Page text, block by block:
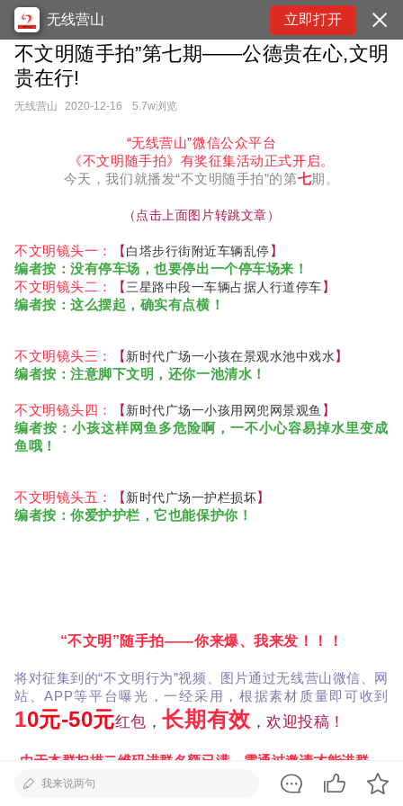
无线营山 立即打开
不文明随手拍”第七期——公德贵在心,文明
贵在行!
无线营山 2020-12-16 5.7w浏览
“无线营山”微信公众平台
《不文明随手拍》有奖征集活动正式开启。
今天，我们就播发“不文明随手拍”的第七期。
（ 点击上面图片转跳文章）
不文明镜头一： 【 白塔步行街附近车辆乱停 】
编者按：没有停车场，也要停出一个停车场来！
不文明镜头二： 【三星路中段一车辆占据人行道停车 】
编者按：这么摆起，确实有点横！
不文明镜头三： 【 新时代广场一小孩在景观水池中戏水】
编者按：注意脚下文明，还你一池清水！
不文明镜头四： 【 新时代广场一小孩用网兜网景观鱼 】
编者按：小孩这样网鱼多危险啊，一不小心容易掉水里变成
鱼哦！
不文明镜头五： 【 新时代广场一护栏损坏】
编者按：你爱护护栏，它也能保护你！
“不文明”随手拍——你来爆、我来发！！！
将对征集到的“不文明行为”视频、图片通过无线营山微信、网
站、APP等平台曝光，一经采用，根据素材质量即可收到
10元-50元红包 ，长期有效 ，欢迎投稿！
由于本群扫描二维码进群名额已满，需通过邀请才能进群。
“随手拍”作品和文字说明 也可发至以下邮箱：
我来说两句